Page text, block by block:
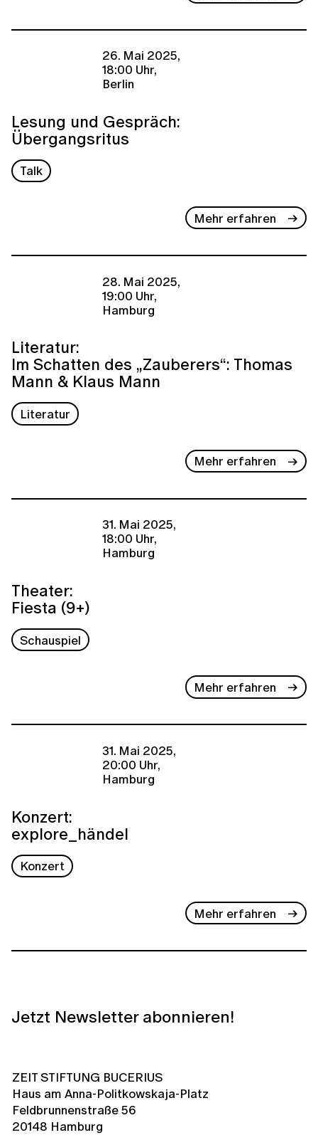
26. Mai 2025,
18:00 Uhr,
Berlin
Lesung und Gespräch:
Übergangsritus
Talk
Mehr erfahren
28. Mai 2025,
19:00 Uhr,
Hamburg
Literatur:
Im Schatten des „Zauberers“: Thomas
Mann & Klaus Mann
Literatur
Mehr erfahren
31. Mai 2025,
18:00 Uhr,
Hamburg
Theater:
Fiesta (9+)
Schauspiel
Mehr erfahren
31. Mai 2025,
20:00 Uhr,
Hamburg
Konzert:
explore_händel
Konzert
Mehr erfahren
Jetzt Newsletter abonnieren!
ZEIT STIFTUNG BUCERIUS
Haus am Anna-Politkowskaja-Platz
Feldbrunnenstraße 56
20148 Hamburg